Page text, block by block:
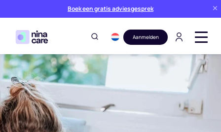
Boek een gratis adviesgesprek
Aanmelden